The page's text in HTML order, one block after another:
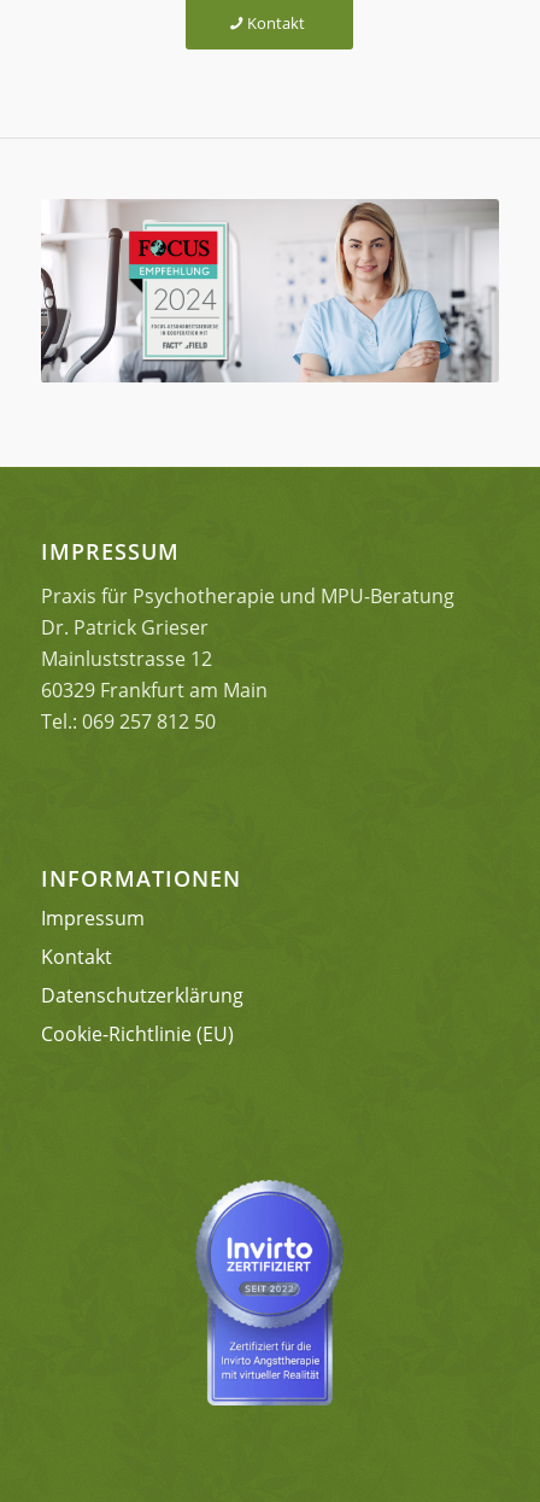
Kontakt
IMPRESSUM
Praxis für Psychotherapie und MPU-Beratung
Dr. Patrick Grieser
Mainluststrasse 12
60329 Frankfurt am Main
Tel.: 069 257 812 50
INFORMATIONEN
Impressum
Kontakt
Datenschutzerklärung
Cookie-Richtlinie (EU)